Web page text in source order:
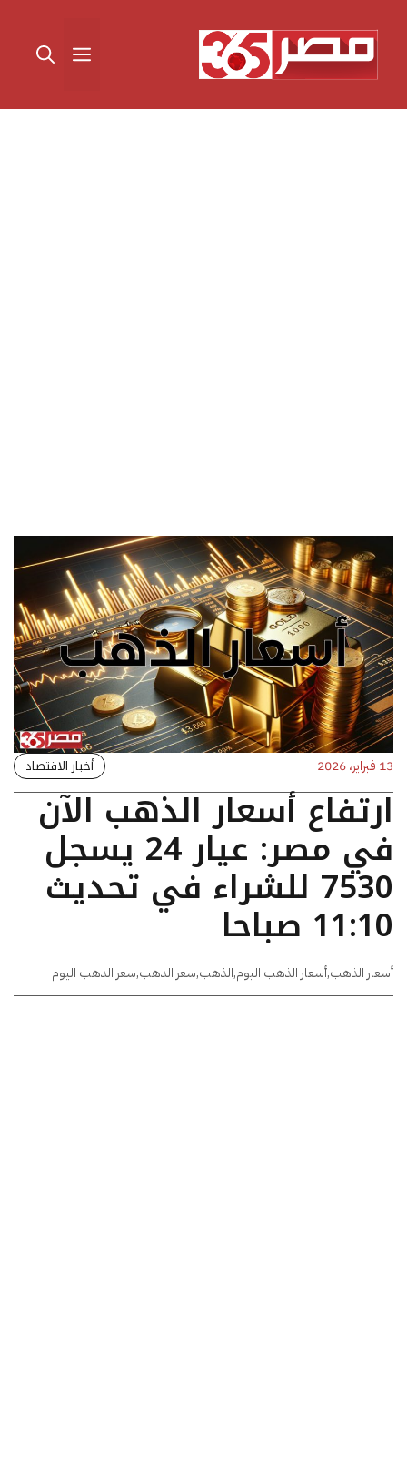
المحتوى القائمة
13 فبراير، 2026 أخبار الاقتصاد
ارتفاع أسعار الذهب الآن
في مصر: عيار 24 يسجل
7530 للشراء في تحديث
11:10 صباحا
أسعار الذهب,أسعار الذهب اليوم,الذهب,سعر الذهب,سعر الذهب اليوم